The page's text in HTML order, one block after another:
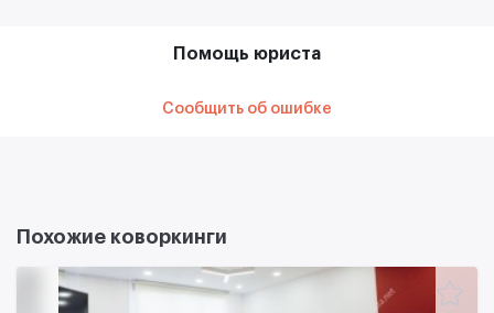
Помощь юриста
Сообщить об ошибке
Похожие коворкинги